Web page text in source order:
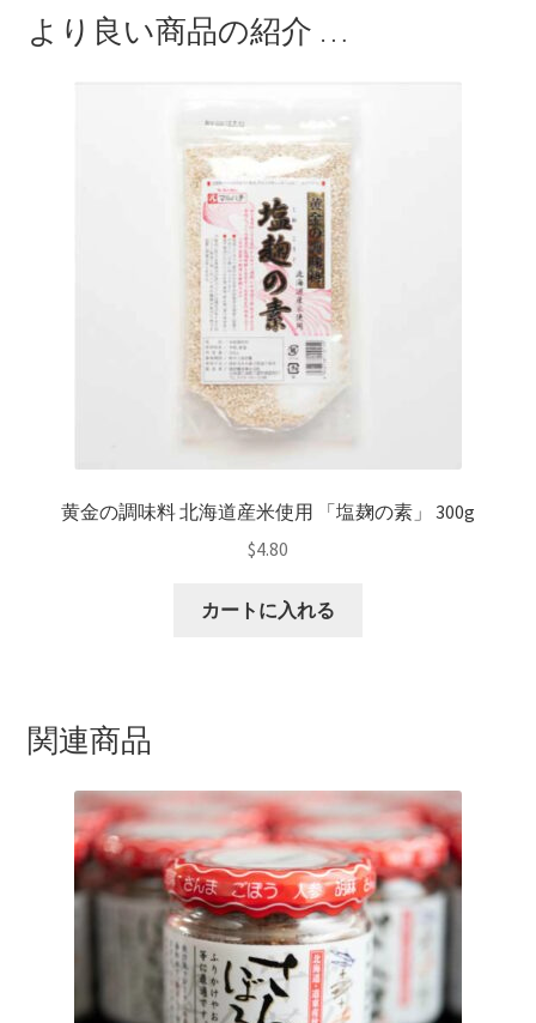
より良い商品の紹介 …
黄金の調味料 北海道産米使用 「塩麹の素」 300g
$4.80
カートに入れる
関連商品